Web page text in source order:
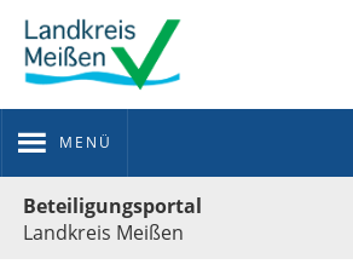
MENÜ
Beteiligungsportal
Landkreis Meißen